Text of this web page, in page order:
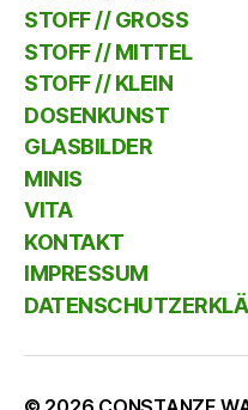
STOFF // GROSS
STOFF // MITTEL
STOFF // KLEIN
DOSENKUNST
GLASBILDER
MINIS
VITA
KONTAKT
IMPRESSUM